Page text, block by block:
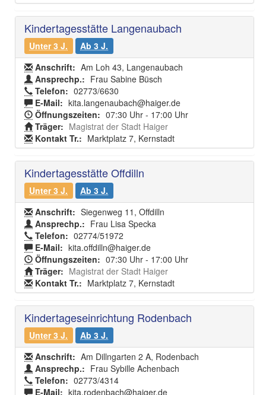
Kindertagesstätte Langenaubach
Unter 3 J.
Ab 3 J.
Anschrift: Am Loh 43, Langenaubach
Ansprechp.: Frau Sabine Büsch
Telefon: 02773/6630
E-Mail: kita.langenaubach@haiger.de
Öffnungszeiten: 07:30 Uhr - 17:00 Uhr
Träger: Magistrat der Stadt Haiger
Kontakt Tr.: Marktplatz 7, Kernstadt
Kindertagesstätte Offdilln
Unter 3 J.
Ab 3 J.
Anschrift: Siegenweg 11, Offdilln
Ansprechp.: Frau Lisa Specka
Telefon: 02774/51972
E-Mail: kita.offdilln@haiger.de
Öffnungszeiten: 07:30 Uhr - 17:00 Uhr
Träger: Magistrat der Stadt Haiger
Kontakt Tr.: Marktplatz 7, Kernstadt
Kindertageseinrichtung Rodenbach
Unter 3 J.
Ab 3 J.
Anschrift: Am Dillngarten 2 A, Rodenbach
Ansprechp.: Frau Sybille Achenbach
Telefon: 02773/4314
E-Mail: kita.rodenbach@haiger.de